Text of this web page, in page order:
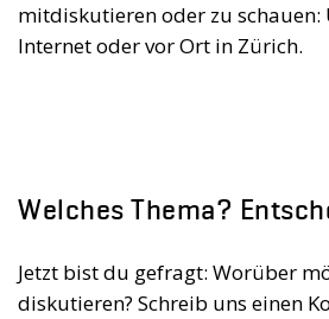
mitdiskutieren oder zu schauen:
Internet oder vor Ort in Zürich.
Welches Thema?
Jetzt bist du gefragt: Worüber
diskutieren? Schreib uns einen